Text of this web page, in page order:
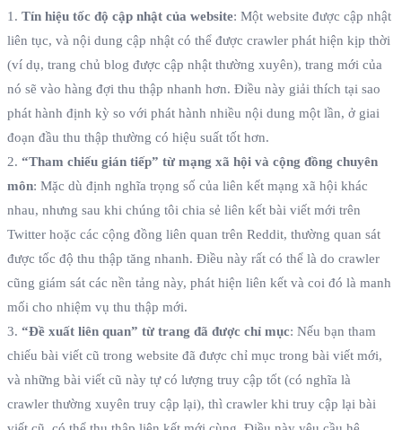
1. Tín hiệu tốc độ cập nhật của website: Một website được cập nhật
liên tục, và nội dung cập nhật có thể được crawler phát hiện kịp thời
(ví dụ, trang chủ blog được cập nhật thường xuyên), trang mới của
nó sẽ vào hàng đợi thu thập nhanh hơn. Điều này giải thích tại sao
phát hành định kỳ so với phát hành nhiều nội dung một lần, ở giai
đoạn đầu thu thập thường có hiệu suất tốt hơn.
2. “Tham chiếu gián tiếp” từ mạng xã hội và cộng đồng chuyên
môn: Mặc dù định nghĩa trọng số của liên kết mạng xã hội khác
nhau, nhưng sau khi chúng tôi chia sẻ liên kết bài viết mới trên
Twitter hoặc các cộng đồng liên quan trên Reddit, thường quan sát
được tốc độ thu thập tăng nhanh. Điều này rất có thể là do crawler
cũng giám sát các nền tảng này, phát hiện liên kết và coi đó là manh
mối cho nhiệm vụ thu thập mới.
3. “Đề xuất liên quan” từ trang đã được chỉ mục: Nếu bạn tham
chiếu bài viết cũ trong website đã được chỉ mục trong bài viết mới,
và những bài viết cũ này tự có lượng truy cập tốt (có nghĩa là
crawler thường xuyên truy cập lại), thì crawler khi truy cập lại bài